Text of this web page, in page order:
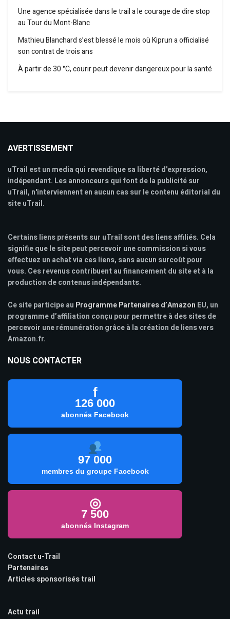
Une agence spécialisée dans le trail a le courage de dire stop
au Tour du Mont-Blanc
Mathieu Blanchard s’est blessé le mois où Kiprun a officialisé
son contrat de trois ans
À partir de 30 °C, courir peut devenir dangereux pour la santé
AVERTISSEMENT
uTrail est un media qui revendique sa liberté d'expression,
indépendant. Les annonceurs qui font de la publicité sur
uTrail, n'interviennent en aucun cas sur le contenu éditorial du
site uTrail.
Certains liens présents sur uTrail sont des liens affiliés. Cela
signifie que le site peut percevoir une commission si vous
effectuez un achat via ces liens, sans aucun surcoût pour
vous. Ces revenus contribuent au financement du site et à la
production de contenus indépendants.
Ce site participe au Programme Partenaires d’Amazon EU, un
programme d’affiliation conçu pour permettre à des sites de
percevoir une rémunération grâce à la création de liens vers
Amazon.fr.
NOUS CONTACTER
f
126 000
abonnés Facebook
97 000
membres du groupe Facebook
◎
7 500
abonnés Instagram
Contact u-Trail
Partenaires
Articles sponsorisés trail
Actu trail